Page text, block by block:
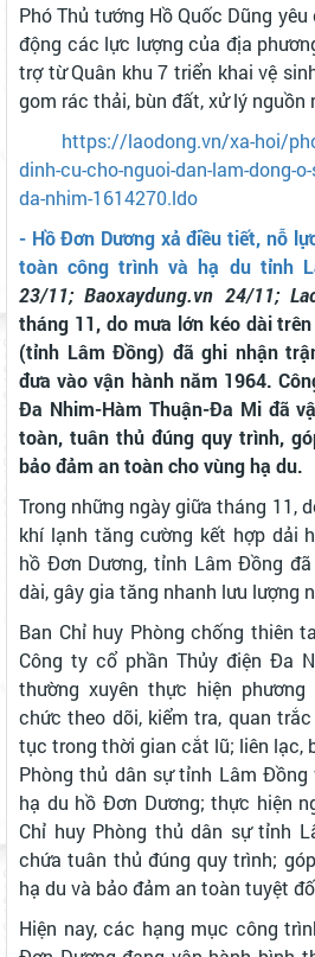
Phó Thủ tướng Hồ Quốc Dũng
động các lực lượng của địa
trợ từ Quân khu 7 triển khai vệ
gom rác thải, bùn đất, xử lý nguồn
https://laodong.vn/xa-hoi/
dinh-cu-cho-nguoi-dan-lam-dong-
da-nhim-1614270.ldo
- Hồ Đơn Dương xả điều tiết, nỗ
toàn công trình và hạ du tỉnh
23/11; Baoxaydung.vn 24/11;
tháng 11, do mưa lớn kéo dài
(tỉnh Lâm Đồng) đã ghi nhận
đưa vào vận hành năm 1964.
Đa Nhim-Hàm Thuận-Đa Mi đã
toàn, tuân thủ đúng quy trình,
bảo đảm an toàn cho vùng hạ du.
Trong những ngày giữa tháng 11,
khí lạnh tăng cường kết hợp dải
hồ Đơn Dương, tỉnh Lâm Đồng
dài, gây gia tăng nhanh lưu lượng
Ban Chỉ huy Phòng chống thiên
Công ty cổ phần Thủy điện Đa
thường xuyên thực hiện
chức theo dõi, kiểm tra, quan
tục trong thời gian cắt lũ; liên lạc,
Phòng thủ dân sự tỉnh Lâm
hạ du hồ Đơn Dương; thực hiện
Chỉ huy Phòng thủ dân sự tỉnh
chứa tuân thủ đúng quy trình;
hạ du và bảo đảm an toàn tuyệt
Hiện nay, các hạng mục công